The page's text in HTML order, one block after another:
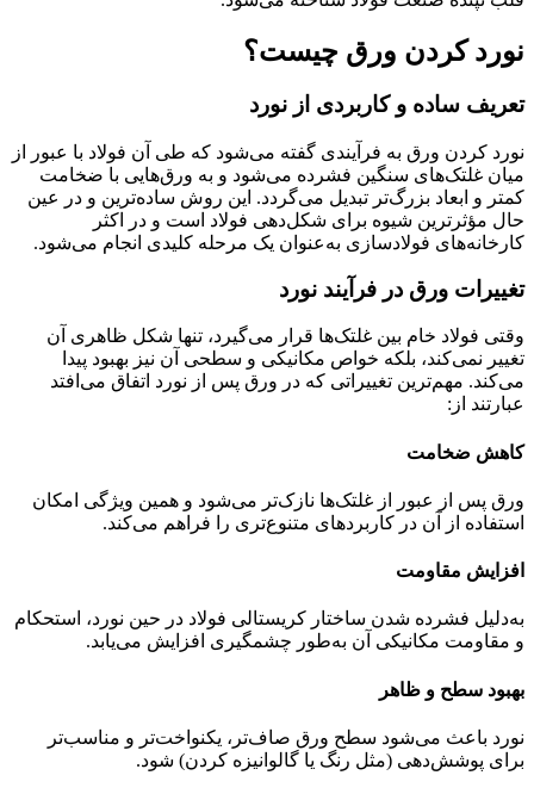
نورد کردن ورق چیست؟
تعریف ساده و کاربردی از نورد
نورد کردن ورق به فرآیندی گفته می‌شود که طی آن فولاد با عبور از
میان غلتک‌های سنگین فشرده می‌شود و به ورق‌هایی با ضخامت
کمتر و ابعاد بزرگ‌تر تبدیل می‌گردد. این روش ساده‌ترین و در عین
حال مؤثرترین شیوه برای شکل‌دهی فولاد است و در اکثر
کارخانه‌های فولادسازی به‌عنوان یک مرحله کلیدی انجام می‌شود.
تغییرات ورق در فرآیند نورد
وقتی فولاد خام بین غلتک‌ها قرار می‌گیرد، تنها شکل ظاهری آن
تغییر نمی‌کند، بلکه خواص مکانیکی و سطحی آن نیز بهبود پیدا
می‌کند. مهم‌ترین تغییراتی که در ورق پس از نورد اتفاق می‌افتد
عبارتند از:
کاهش ضخامت
ورق پس از عبور از غلتک‌ها نازک‌تر می‌شود و همین ویژگی امکان
استفاده از آن در کاربردهای متنوع‌تری را فراهم می‌کند.
افزایش مقاومت
به‌دلیل فشرده شدن ساختار کریستالی فولاد در حین نورد، استحکام
و مقاومت مکانیکی آن به‌طور چشمگیری افزایش می‌یابد.
بهبود سطح و ظاهر
نورد باعث می‌شود سطح ورق صاف‌تر، یکنواخت‌تر و مناسب‌تر
برای پوشش‌دهی (مثل رنگ یا گالوانیزه کردن) شود.